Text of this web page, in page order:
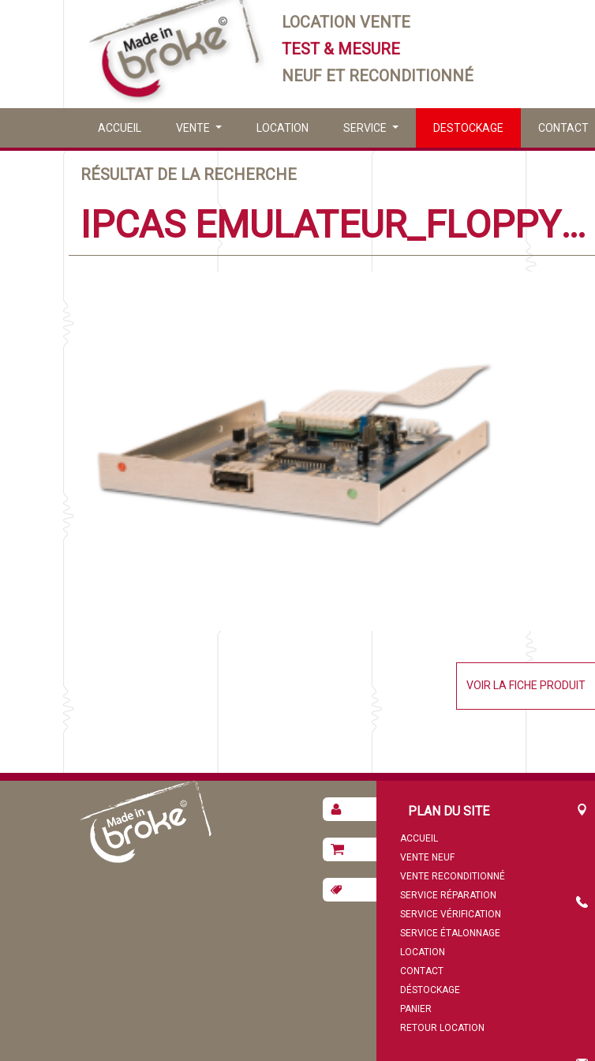
LOCATION VENTE
TEST & MESURE
NEUF ET RECONDITIONNÉ
ACCUEIL VENTE LOCATION SERVICE DESTOCKAGE CONTACT
RÉSULTAT DE LA RECHERCHE
IPCAS EMULATEUR_FLOPPY_USB_SLIM
VOIR LA FICHE PRODUIT
PLAN DU SITE
ACCUEIL
VENTE NEUF
VENTE RECONDITIONNÉ
SERVICE RÉPARATION
SERVICE VÉRIFICATION
SERVICE ÉTALONNAGE
LOCATION
CONTACT
DÉSTOCKAGE
PANIER
RETOUR LOCATION